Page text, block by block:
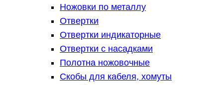
Ножовки по металлу
Отвертки
Отвертки индикаторные
Отвертки с насадками
Полотна ножовочные
Скобы для кабеля, хомуты